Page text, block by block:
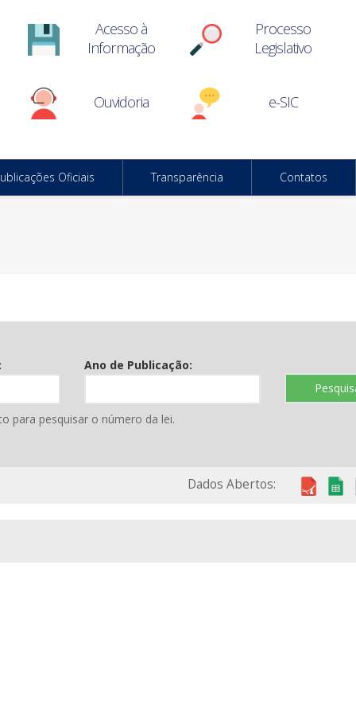
Acesso à
Informação
Processo
Legislativo
Ouvidoria e-SIC
Oficiais Transparência Contatos
Ano de Publicação:
para pesquisar o número da lei.
Dados Abertos: